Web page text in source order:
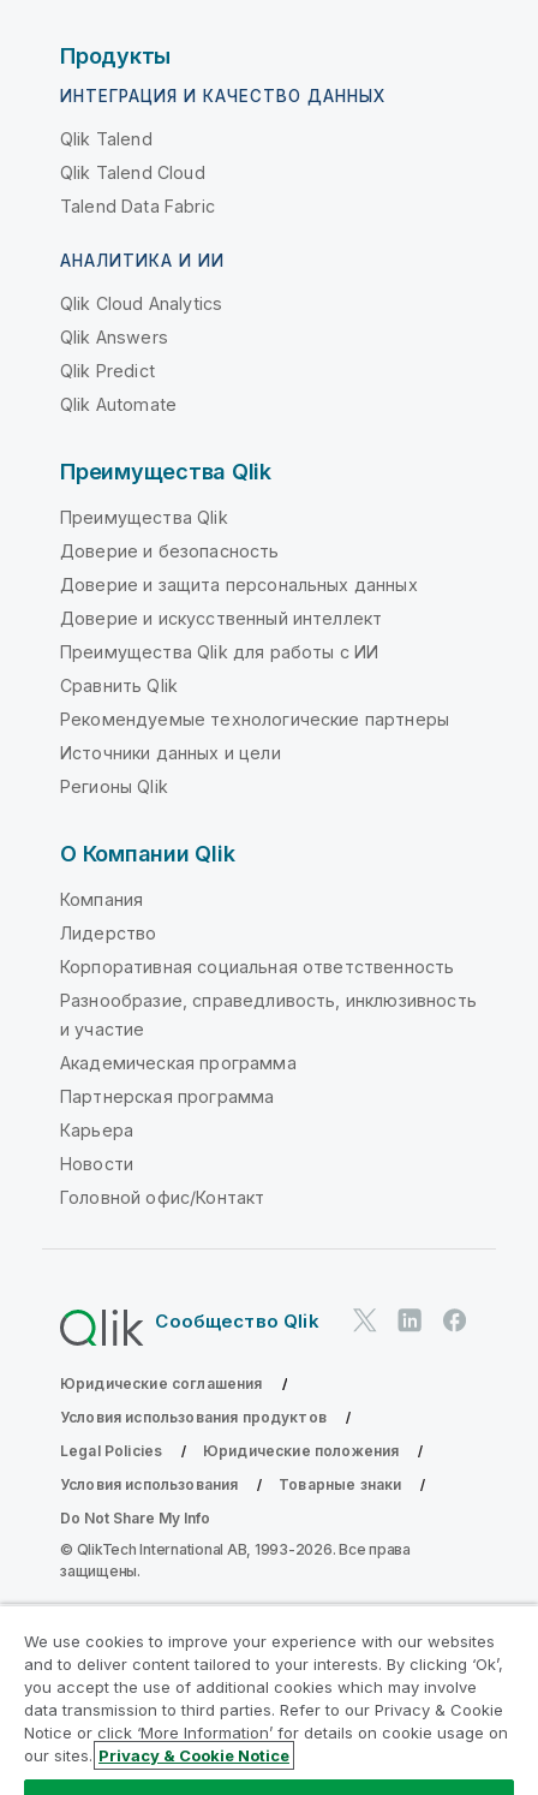
Продукты
ИНТЕГРАЦИЯ И КАЧЕСТВО ДАННЫХ
Qlik Talend
Qlik Talend Cloud
Talend Data Fabric
АНАЛИТИКА И ИИ
Qlik Cloud Analytics
Qlik Answers
Qlik Predict
Qlik Automate
Преимущества Qlik
Преимущества Qlik
Доверие и безопасность
Доверие и защита персональных данных
Доверие и искусственный интеллект
Преимущества Qlik для работы с ИИ
Сравнить Qlik
Рекомендуемые технологические партнеры
Источники данных и цели
Регионы Qlik
О Компании Qlik
Компания
Лидерство
Корпоративная социальная ответственность
Разнообразие, справедливость, инклюзивность
и участие
Академическая программа
Партнерская программа
Карьера
Новости
Головной офис/Контакт
Сообщество Qlik
Юридические соглашения
Условия использования продуктов
Legal Policies
Юридические положения
Условия использования
Товарные знаки
Do Not Share My Info
© QlikTech International AB, 1993-2026. Все права
защищены.
Присоединяйтесь к программе
модернизации аналитики
Модернизируйте ваши важные приложения QlikView
без ущерба с помощью программы модернизации
We use cookies to improve your experience with our websites
and to deliver content tailored to your interests. By clicking ‘Ok’,
you accept the use of additional cookies which may involve
data transmission to third parties. Refer to our Privacy & Cookie
Notice or click ‘More Information’ for details on cookie usage on
our sites. Privacy & Cookie Notice